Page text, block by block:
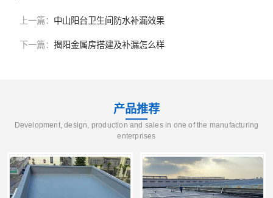
上一篇： 中山阳台卫生间防水补漏效果
下一篇： 揭阳金属房搭建及补漏怎么样
产品推荐
Development, design, production and sales in one of the manufacturing
enterprises